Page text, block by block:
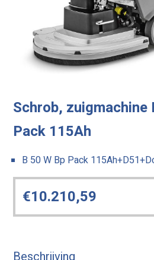
Schrob, zuigmachine
Pack 115Ah
B 50 W Bp Pack
€10.210,59